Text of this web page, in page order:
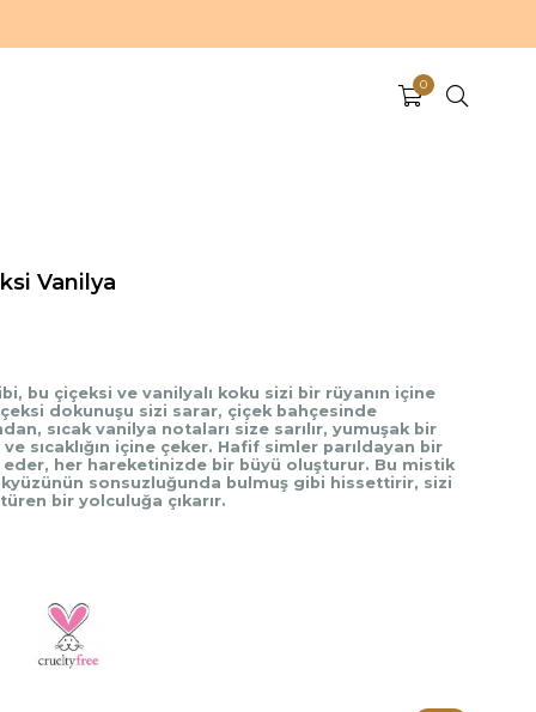
0
Vanilya
bu çiçeksi ve vanilyalı koku sizi bir rüyanın içine
dokunuşu sizi sarar, çiçek bahçesinde
sıcak vanilya notaları size sarılır, yumuşak bir
sıcaklığın içine çeker. Hafif simler parıldayan bir
eder, her hareketinizde bir büyü oluşturur. Bu mistik
sonsuzluğunda bulmuş gibi hissettirir, sizi
bir yolculuğa çıkarır.